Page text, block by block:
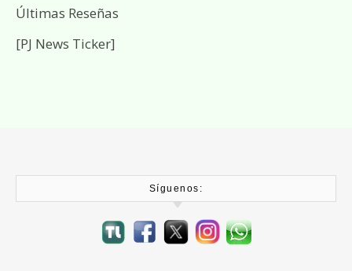
Últimas Reseñas
[PJ News Ticker]
Síguenos: